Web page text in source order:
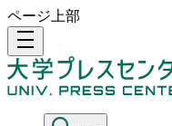
ページ上部
density_medium